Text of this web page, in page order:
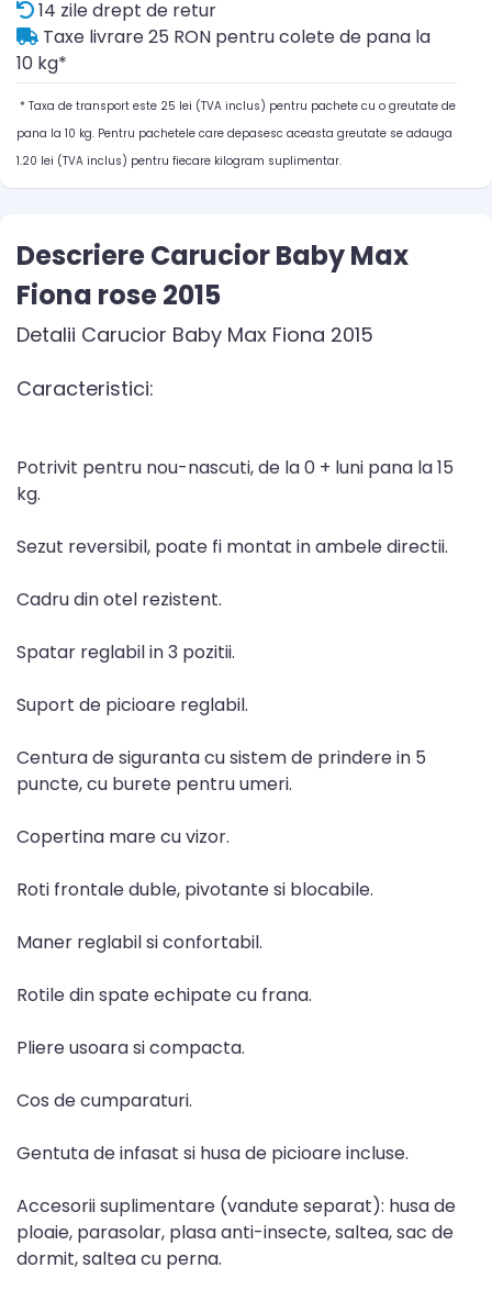
14 zile drept de retur
Taxe livrare 25 RON pentru colete de pana la
10 kg*
* Taxa de transport este 25 lei (TVA inclus) pentru pachete cu o greutate de
pana la 10 kg. Pentru pachetele care depasesc aceasta greutate se adauga
1.20 lei (TVA inclus) pentru fiecare kilogram suplimentar.
Descriere Carucior Baby Max
Fiona rose 2015
Detalii Carucior Baby Max Fiona 2015
Caracteristici:
Potrivit pentru nou-nascuti, de la 0 + luni pana la 15
kg.
Sezut reversibil, poate fi montat in ambele directii.
Cadru din otel rezistent.
Spatar reglabil in 3 pozitii.
Suport de picioare reglabil.
Centura de siguranta cu sistem de prindere in 5
puncte, cu burete pentru umeri.
Copertina mare cu vizor.
Roti frontale duble, pivotante si blocabile.
Maner reglabil si confortabil.
Rotile din spate echipate cu frana.
Pliere usoara si compacta.
Cos de cumparaturi.
Gentuta de infasat si husa de picioare incluse.
Accesorii suplimentare (vandute separat): husa de
ploaie, parasolar, plasa anti-insecte, saltea, sac de
dormit, saltea cu perna.